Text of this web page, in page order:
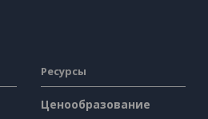
Ресурсы
Ценообразование